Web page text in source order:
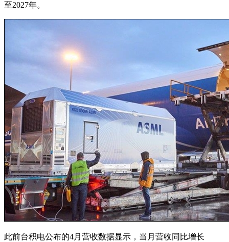
至2027年。
此前台积电公布的4月营收数据显示，当月营收同比增长